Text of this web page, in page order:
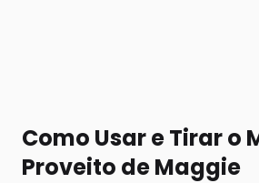
Como Usar e Tirar o
Proveito de Maggie